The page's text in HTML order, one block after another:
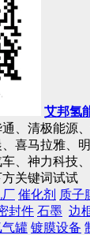
艾邦氢
、清极能源
喜马拉雅、
、神力科技
关键词试试
厂 催化剂 质子
封件 石墨 边
气罐 镀膜设备